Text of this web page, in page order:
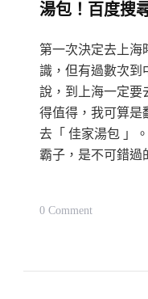
餐
·
保
留
傳
統
味
湯包！百度搜
第一次決定去上海
識，但有過數次到
說，到上海一定要
得值得，我可算是
去「 佳家湯包 」
霸子，是不可錯過
0 CommentOn